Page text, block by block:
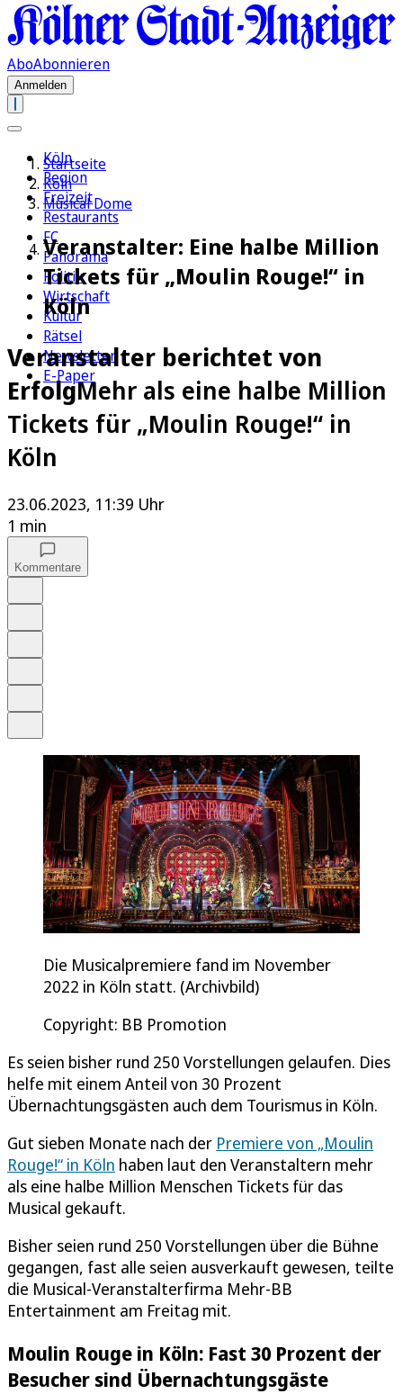
AboAbonnieren
Anmelden
Köln
Region
Freizeit
Restaurants
FC
Panorama
Politik
Wirtschaft
Kultur
Rätsel
Newsletter
E-Paper
Startseite
Köln
Musical Dome
Veranstalter: Eine halbe Million
Tickets für „Moulin Rouge!“ in
Köln
Veranstalter berichtet von
ErfolgMehr als eine halbe Million
Tickets für „Moulin Rouge!“ in
Köln
23.06.2023, 11:39 Uhr
1 min
Kommentare
Die Musicalpremiere fand im November
2022 in Köln statt. (Archivbild)
Copyright: BB Promotion
Es seien bisher rund 250 Vorstellungen gelaufen. Dies
helfe mit einem Anteil von 30 Prozent
Übernachtungsgästen auch dem Tourismus in Köln.
Gut sieben Monate nach der Premiere von „Moulin
Rouge!“ in Köln haben laut den Veranstaltern mehr
als eine halbe Million Menschen Tickets für das
Musical gekauft.
Bisher seien rund 250 Vorstellungen über die Bühne
gegangen, fast alle seien ausverkauft gewesen, teilte
die Musical-Veranstalterfirma Mehr-BB
Entertainment am Freitag mit.
Moulin Rouge in Köln: Fast 30 Prozent der
Besucher sind Übernachtungsgäste